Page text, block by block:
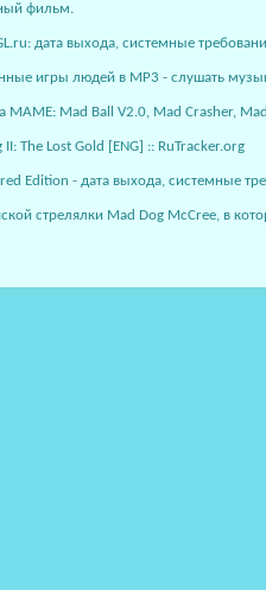
фильм.
дата выхода, системные
MAME: Mad Ball V2.0, Mad Crasher,
The Lost Gold [ENG] :: RuTracker.org
Edition - дата выхода, системные
стрелялки Mad Dog McCree, в